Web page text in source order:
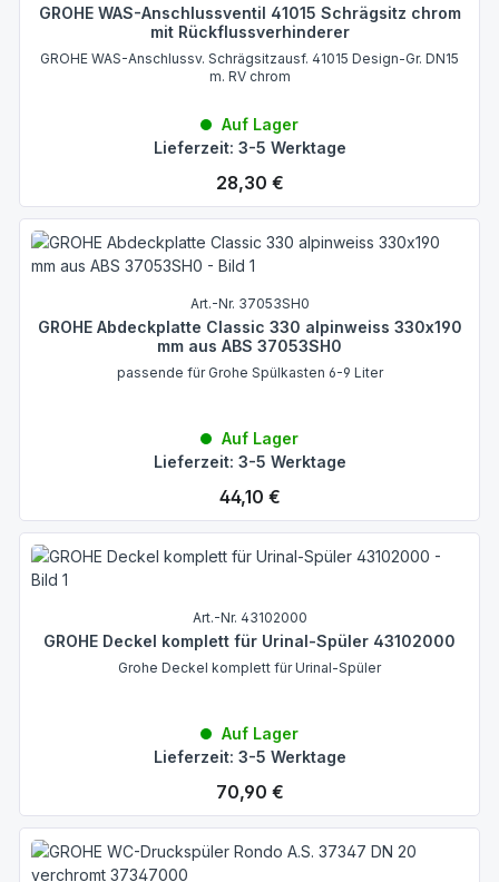
GROHE WAS-Anschlussventil 41015 Schrägsitz chrom
mit Rückflussverhinderer
GROHE WAS-Anschlussv. Schrägsitzausf. 41015 Design-Gr. DN15
m. RV chrom
Auf Lager
Lieferzeit: 3-5 Werktage
Regulärer Preis:
28,30 €
Art.-Nr. 37053SH0
GROHE Abdeckplatte Classic 330 alpinweiss 330x190
mm aus ABS 37053SH0
passende für Grohe Spülkasten 6-9 Liter
Auf Lager
Lieferzeit: 3-5 Werktage
Regulärer Preis:
44,10 €
Art.-Nr. 43102000
GROHE Deckel komplett für Urinal-Spüler 43102000
Grohe Deckel komplett für Urinal-Spüler
Auf Lager
Lieferzeit: 3-5 Werktage
Regulärer Preis:
70,90 €